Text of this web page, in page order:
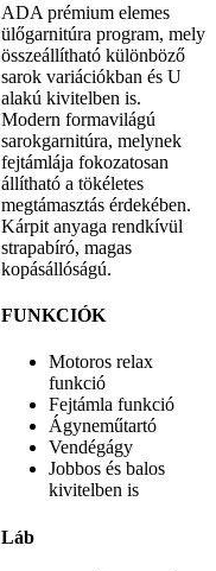
ADA prémium elemes
ülőgarnitúra program, mely
összeállítható különböző
sarok variációkban és U
alakú kivitelben is.
Modern formavilágú
sarokgarnitúra, melynek
fejtámlája fokozatosan
állítható a tökéletes
megtámasztás érdekében.
Kárpit anyaga rendkívül
strapabíró, magas
kopásállóságú.
FUNKCIÓK
Motoros relax
funkció
Fejtámla funkció
Ágyneműtartó
Vendégágy
Jobbos és balos
kivitelben is
Láb